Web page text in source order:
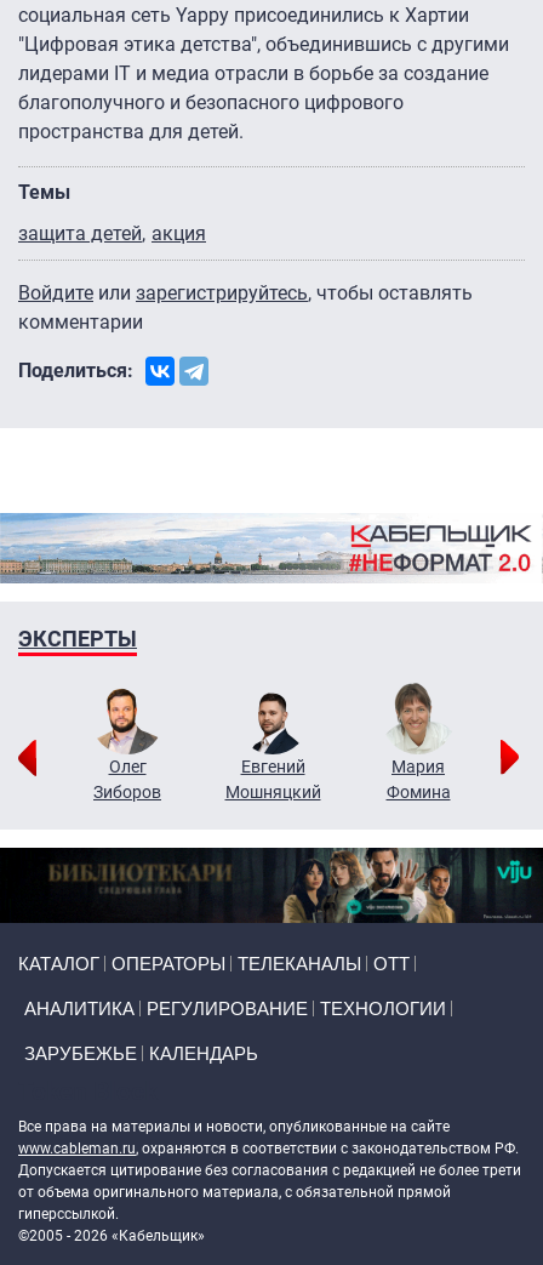
социальная сеть Yappy присоединились к Хартии
"Цифровая этика детства", объединившись с другими
лидерами IT и медиа отрасли в борьбе за создание
благополучного и безопасного цифрового
пространства для детей.
Темы
защита детей акция
Войдите или зарегистрируйтесь, чтобы оставлять
комментарии
Поделиться:
ЭКСПЕРТЫ
Олег
Зиборов
Евгений
Мошняцкий
Мария
Фомина
КАТАЛОГ ОПЕРАТОРЫ ТЕЛЕКАНАЛЫ ОТТ
АНАЛИТИКА РЕГУЛИРОВАНИЕ ТЕХНОЛОГИИ
ЗАРУБЕЖЬЕ КАЛЕНДАРЬ
Все права на материалы и новости, опубликованные на сайте
www.cableman.ru, охраняются в соответствии с законодательством РФ.
Допускается цитирование без согласования с редакцией не более трети
от объема оригинального материала, с обязательной прямой
гиперссылкой.
©2005 - 2026 «Кабельщик»